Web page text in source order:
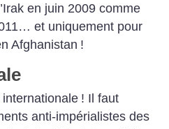
en juin 2009 comme
et uniquement pour
Afghanistan !
! Il faut
anti-impérialistes des